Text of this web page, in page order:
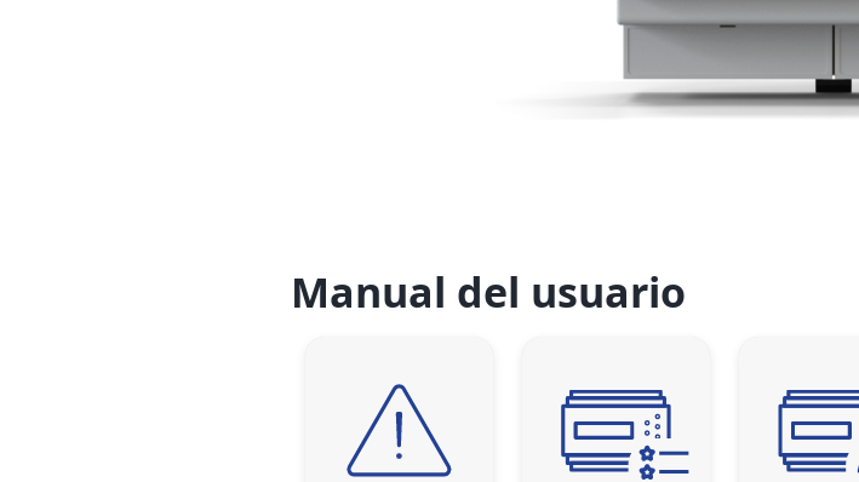
Manual del usuario